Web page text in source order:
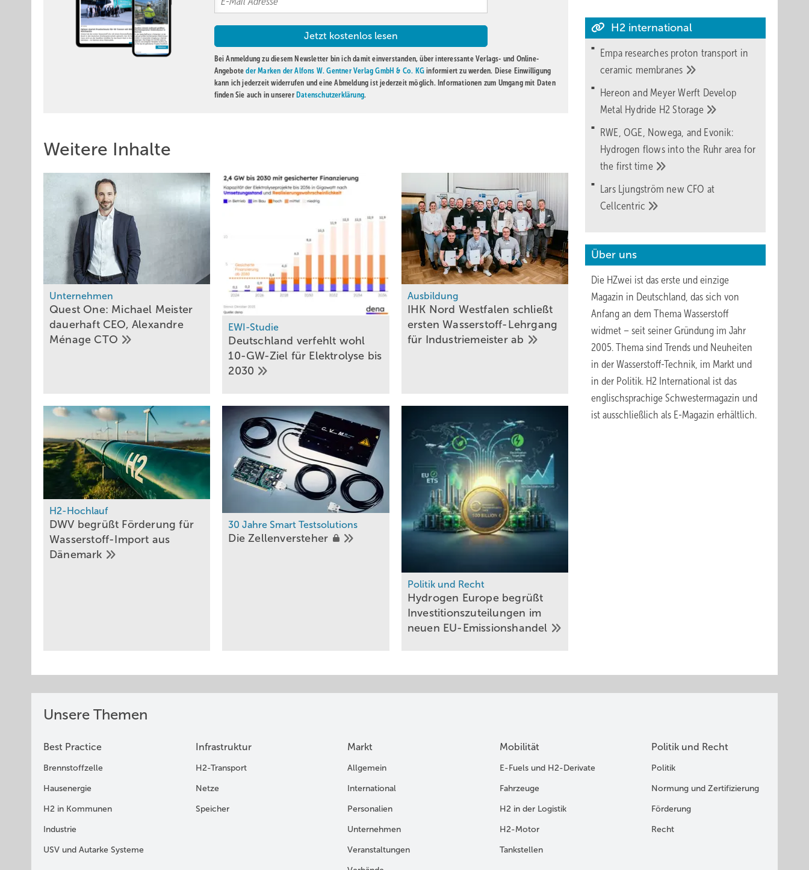
Bei Anmeldung zu diesem Newsletter bin ich damit einverstanden, über interessante Verlags- und Online-
Angeboteder Marken der Alfons W. Gentner Verlag GmbH & Co. KG informiert zu werden. Diese Einwilligung
kann ich jederzeit widerrufen und eine Abmeldung ist jederzeit möglich. Informationen zum Umgang mit Daten
finden Sie auch in unserer Datenschutzerklärung.
Weitere Inhalte
Unternehmen
Quest One: Michael Meister
dauerhaft CEO, Alexandre
Ménage CTO
EWI-Studie
Deutschland verfehlt wohl
10-GW-Ziel für Elektrolyse bis
2030
Ausbildung
IHK Nord Westfalen schließt
ersten Wasserstoff-Lehrgang
für Industriemeisterab
H2-Hochlauf
DWV begrüßt Förderung für
Wasserstoff-Import aus
Dänemark
30 Jahre Smart Testsolutions
DieZellenversteher
Politik und Recht
Hydrogen Europe begrüßt
Investitionszuteilungen im
neuen EU-Emissionshandel
H2 international
Empa researches proton transport in
ceramic membranes
Hereon and Meyer Werft Develop
Metal Hydride H2Storage
RWE, OGE, Nowega, and Evonik:
Hydrogen flows into the Ruhr area for
the firsttime
Lars Ljungström new CFO at
Cellcentric
Über uns
Die HZwei ist das erste und einzige
Magazin in Deutschland, das sich von
Anfang an dem Thema Wasserstoff
widmet – seit seiner Gründung im Jahr
2005. Thema sind Trends und Neuheiten
in der Wasserstoff-Technik, im Markt und
in der Politik. H2 International ist das
englischsprachige Schwestermagazin und
ist ausschließlich als E-Magazin erhältlich.
Unsere Themen
Best Practice
Brennstoffzelle
Hausenergie
H2 in Kommunen
Industrie
USV und Autarke Systeme
Infrastruktur
H2-Transport
Netze
Speicher
Markt
Allgemein
International
Personalien
Unternehmen
Veranstaltungen
Mobilität
E-Fuels und H2-Derivate
Fahrzeuge
H2 in der Logistik
H2-Motor
Tankstellen
Politik und Recht
Politik
Normung und Zertifizierung
Förderung
Recht